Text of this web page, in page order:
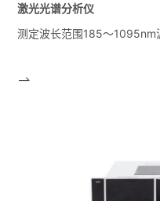
激光光谱分析仪
测定波长范围185～